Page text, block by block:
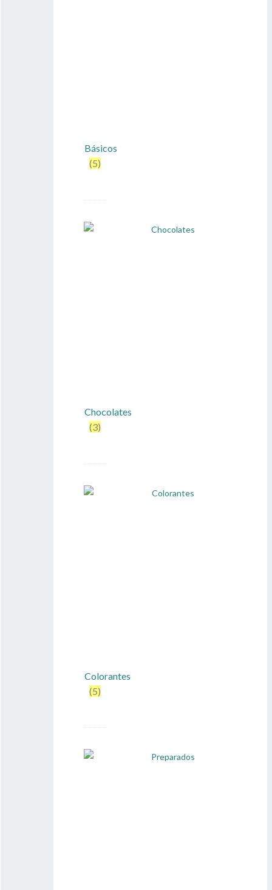
Básicos
(5)
Chocolates
(3)
Colorantes
(5)